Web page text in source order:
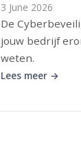
3 June 2026
De
jouw bedrijf
weten.
Lees meer →